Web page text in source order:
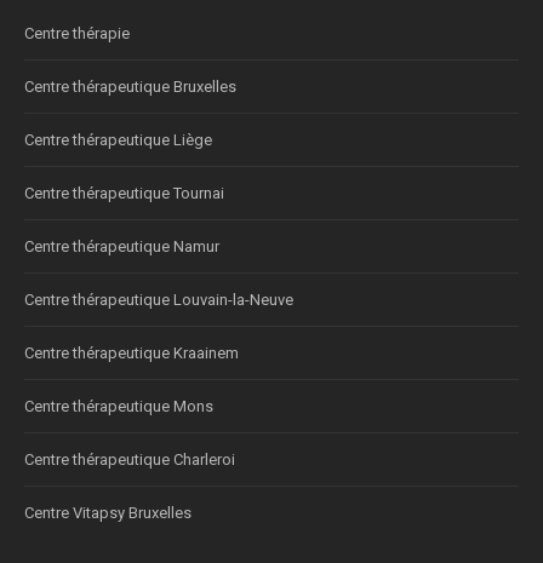
Centre thérapie
Centre thérapeutique Bruxelles
Centre thérapeutique Liège
Centre thérapeutique Tournai
Centre thérapeutique Namur
Centre thérapeutique Louvain-la-Neuve
Centre thérapeutique Kraainem
Centre thérapeutique Mons
Centre thérapeutique Charleroi
Centre Vitapsy Bruxelles